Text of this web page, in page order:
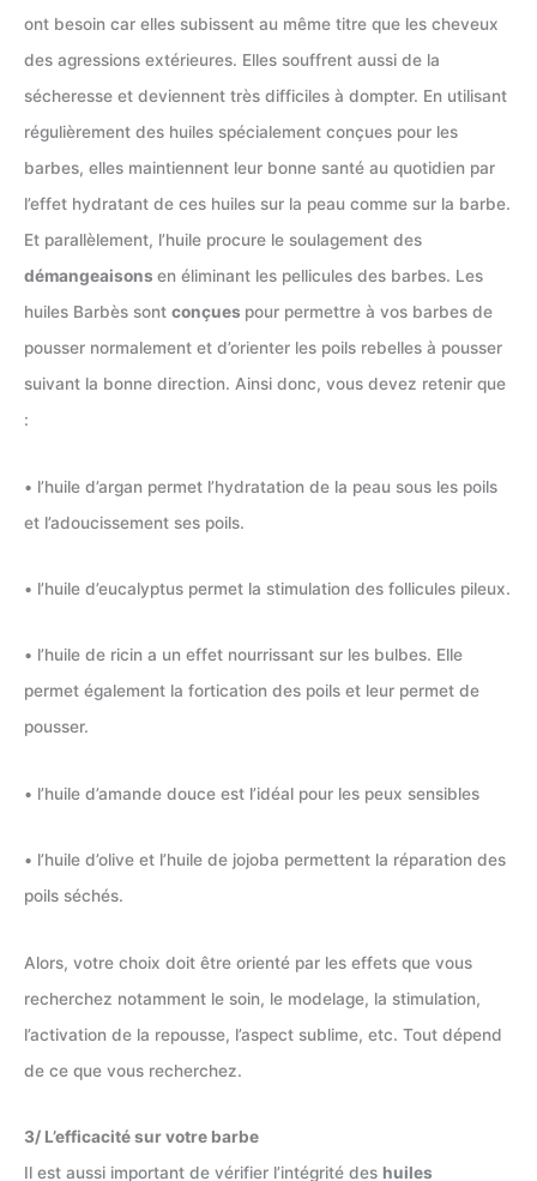
ont besoin car elles subissent au même titre que les cheveux
des agressions extérieures. Elles souffrent aussi de la
sécheresse et deviennent très difficiles à dompter. En utilisant
régulièrement des huiles spécialement conçues pour les
barbes, elles maintiennent leur bonne santé au quotidien par
l’effet hydratant de ces huiles sur la peau comme sur la barbe.
Et parallèlement, l’huile procure le soulagement des
démangeaisons en éliminant les pellicules des barbes. Les
huiles Barbès sont conçues pour permettre à vos barbes de
pousser normalement et d’orienter les poils rebelles à pousser
suivant la bonne direction. Ainsi donc, vous devez retenir que
:
• l’huile d’argan permet l’hydratation de la peau sous les poils
et l’adoucissement ses poils.
• l’huile d’eucalyptus permet la stimulation des follicules pileux.
• l’huile de ricin a un effet nourrissant sur les bulbes. Elle
permet également la fortication des poils et leur permet de
pousser.
• l’huile d’amande douce est l’idéal pour les peux sensibles
• l’huile d’olive et l’huile de jojoba permettent la réparation des
poils séchés.
Alors, votre choix doit être orienté par les effets que vous
recherchez notamment le soin, le modelage, la stimulation,
l’activation de la repousse, l’aspect sublime, etc. Tout dépend
de ce que vous recherchez.
3/ L’efficacité sur votre barbe
Il est aussi important de vérifier l’intégrité des huiles